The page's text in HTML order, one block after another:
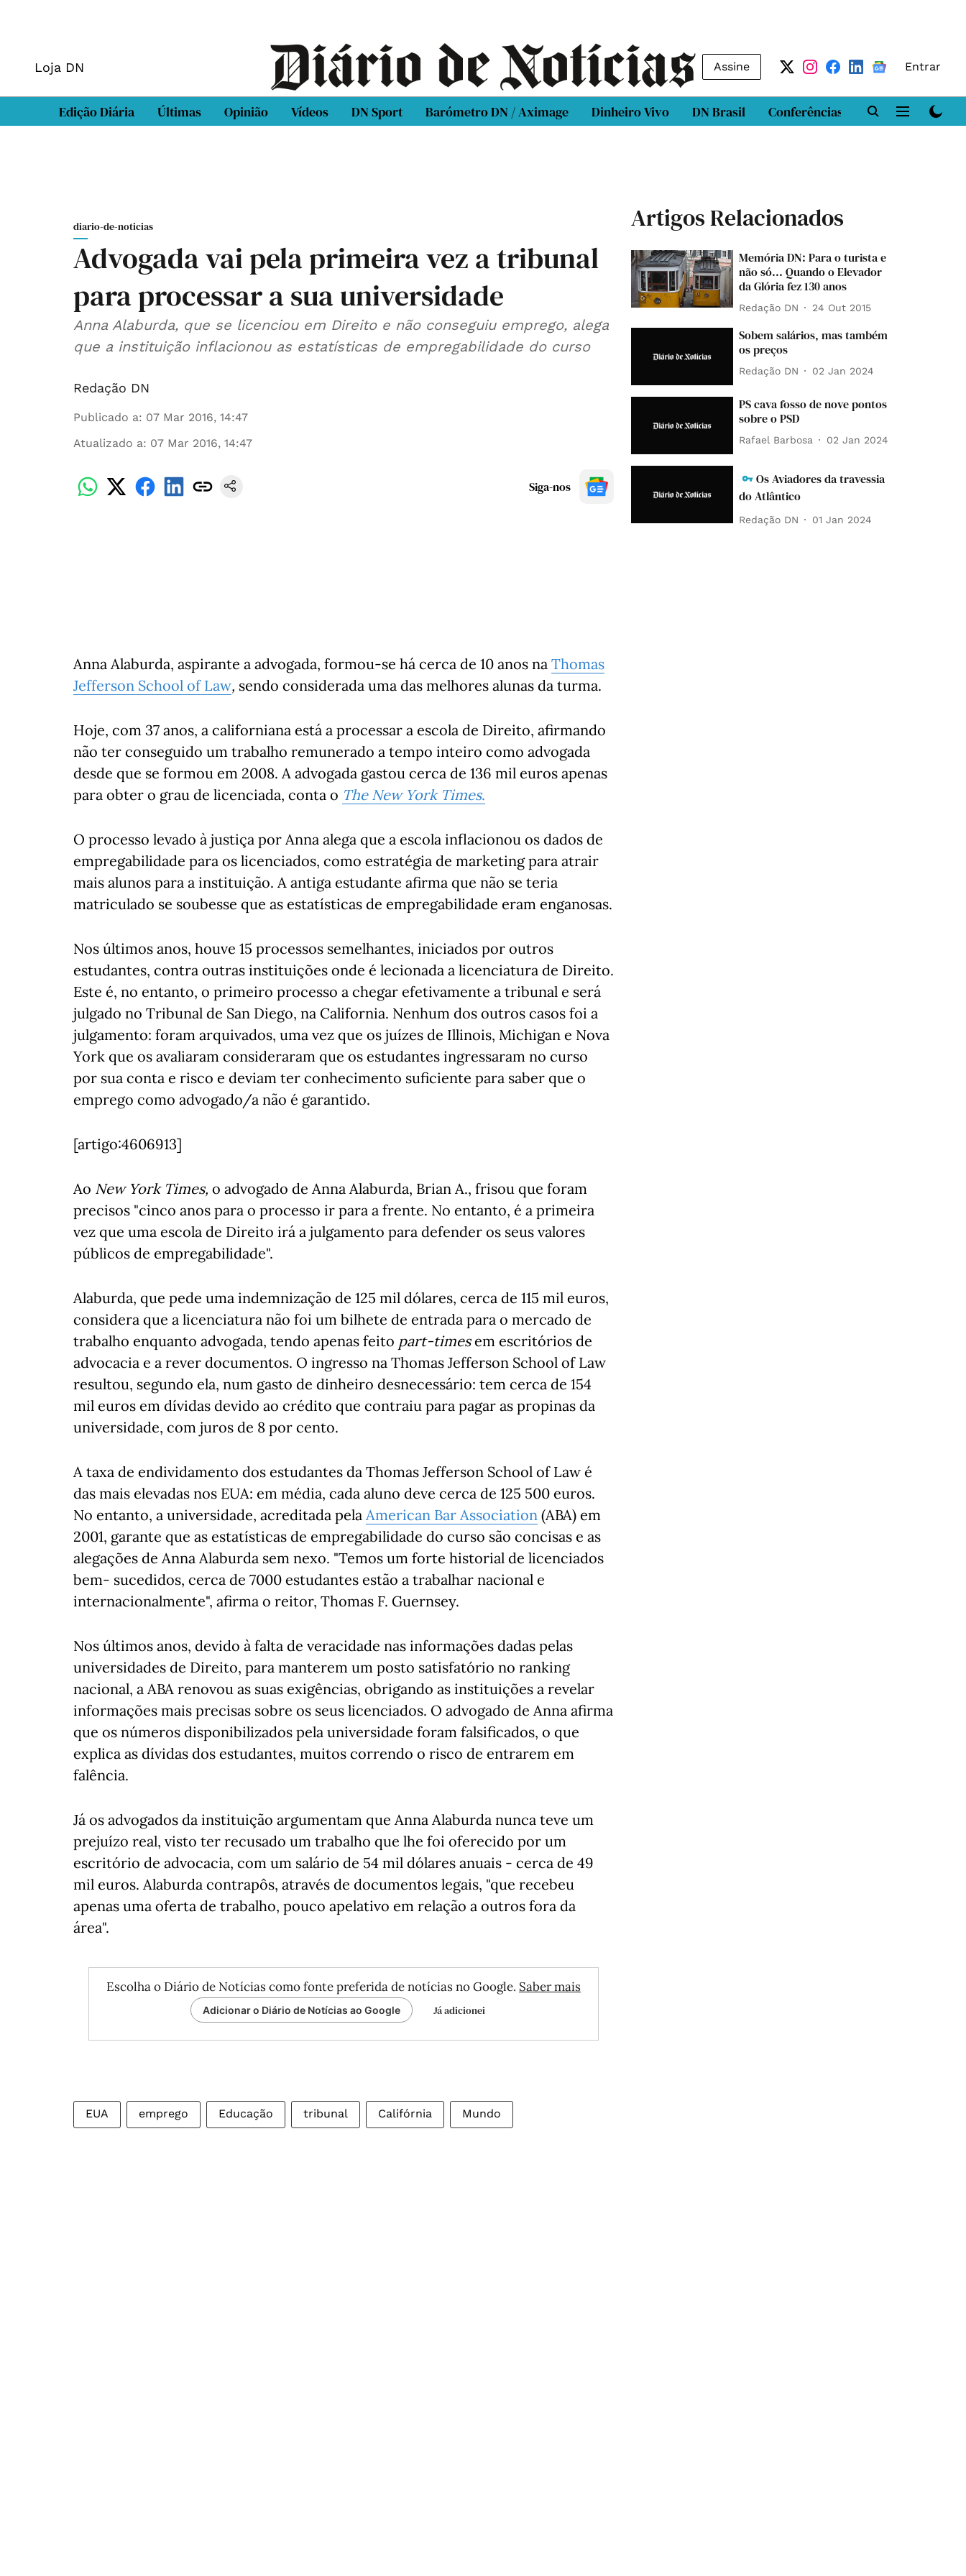
Loja DN Assine Entrar
Edição Diária Últimas Opinião Vídeos DN Sport Barómetro DN / Aximage Dinheiro Vivo DN Brasil Conferências DN LAB
diario-de-noticias
Advogada vai pela primeira vez a tribunal
para processar a sua universidade
Anna Alaburda, que se licenciou em Direito e não conseguiu emprego, alega
que a instituição inflacionou as estatísticas de empregabilidade do curso
Redação DN
Publicado a: 07 Mar 2016, 14:47
Atualizado a: 07 Mar 2016, 14:47
Siga-nos
Anna Alaburda, aspirante a advogada, formou-se há cerca de 10 anos na Thomas
Jefferson School of Law, sendo considerada uma das melhores alunas da turma.
Hoje, com 37 anos, a californiana está a processar a escola de Direito, afirmando
não ter conseguido um trabalho remunerado a tempo inteiro como advogada
desde que se formou em 2008. A advogada gastou cerca de 136 mil euros apenas
para obter o grau de licenciada, conta o The New York Times.
O processo levado à justiça por Anna alega que a escola inflacionou os dados de
empregabilidade para os licenciados, como estratégia de marketing para atrair
mais alunos para a instituição. A antiga estudante afirma que não se teria
matriculado se soubesse que as estatísticas de empregabilidade eram enganosas.
Nos últimos anos, houve 15 processos semelhantes, iniciados por outros
estudantes, contra outras instituições onde é lecionada a licenciatura de Direito.
Este é, no entanto, o primeiro processo a chegar efetivamente a tribunal e será
julgado no Tribunal de San Diego, na California. Nenhum dos outros casos foi a
julgamento: foram arquivados, uma vez que os juízes de Illinois, Michigan e Nova
York que os avaliaram consideraram que os estudantes ingressaram no curso
por sua conta e risco e deviam ter conhecimento suficiente para saber que o
emprego como advogado/a não é garantido.
[artigo:4606913]
Ao New York Times, o advogado de Anna Alaburda, Brian A., frisou que foram
precisos "cinco anos para o processo ir para a frente. No entanto, é a primeira
vez que uma escola de Direito irá a julgamento para defender os seus valores
públicos de empregabilidade".
Alaburda, que pede uma indemnização de 125 mil dólares, cerca de 115 mil euros,
considera que a licenciatura não foi um bilhete de entrada para o mercado de
trabalho enquanto advogada, tendo apenas feito part-timesem escritórios de
advocacia e a rever documentos. O ingresso na Thomas Jefferson School of Law
resultou, segundo ela, num gasto de dinheiro desnecessário: tem cerca de 154
mil euros em dívidas devido ao crédito que contraiu para pagar as propinas da
universidade, com juros de 8 por cento.
A taxa de endividamento dos estudantes da Thomas Jefferson School of Law é
das mais elevadas nos EUA: em média, cada aluno deve cerca de 125 500 euros.
No entanto, a universidade, acreditada pela American Bar Association (ABA) em
2001, garante que as estatísticas de empregabilidade do curso são concisas e as
alegações de Anna Alaburda sem nexo. "Temos um forte historial de licenciados
bem- sucedidos, cerca de 7000 estudantes estão a trabalhar nacional e
internacionalmente", afirma o reitor, Thomas F. Guernsey.
Nos últimos anos, devido à falta de veracidade nas informações dadas pelas
universidades de Direito, para manterem um posto satisfatório no ranking
nacional, a ABA renovou as suas exigências, obrigando as instituições a revelar
informações mais precisas sobre os seus licenciados. O advogado de Anna afirma
que os números disponibilizados pela universidade foram falsificados, o que
explica as dívidas dos estudantes, muitos correndo o risco de entrarem em
falência.
Já os advogados da instituição argumentam que Anna Alaburda nunca teve um
prejuízo real, visto ter recusado um trabalho que lhe foi oferecido por um
escritório de advocacia, com um salário de 54 mil dólares anuais - cerca de 49
mil euros. Alaburda contrapôs, através de documentos legais, "que recebeu
apenas uma oferta de trabalho, pouco apelativo em relação a outros fora da
área".
Escolha o Diário de Notícias como fonte preferida de notícias no Google. Saber mais
Adicionar o Diário de Notícias ao Google Já adicionei
EUA emprego Educação tribunal Califórnia Mundo
Artigos Relacionados
Memória DN: Para o turista e
não só... Quando o Elevador
da Glória fez 130 anos
Redação DN 24 Out 2015
Sobem salários, mas também
os preços
Redação DN 02 Jan 2024
PS cava fosso de nove pontos
sobre o PSD
Rafael Barbosa 02 Jan 2024
Os Aviadores da travessia
do Atlântico
Redação DN 01 Jan 2024